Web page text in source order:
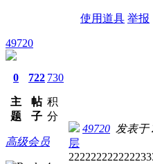
使用道具 举报
49720
0
主
题
722
帖
子
730
积
分
高级会员
49720 发表于
层